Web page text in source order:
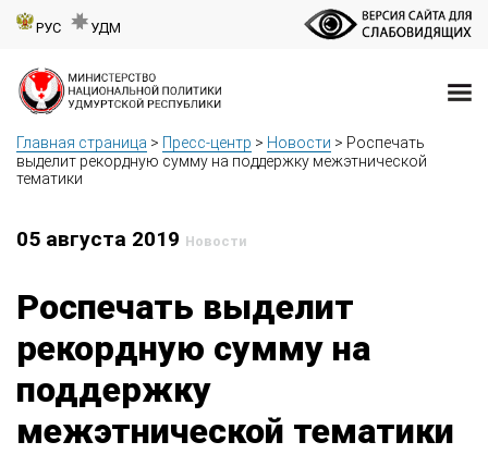
РУС УДМ
Главная страница > Пресс-центр > Новости > Роспечать
выделит рекордную сумму на поддержку межэтнической
тематики
05 августа 2019 Новости
Роспечать выделит
рекордную сумму на
поддержку
межэтнической тематики